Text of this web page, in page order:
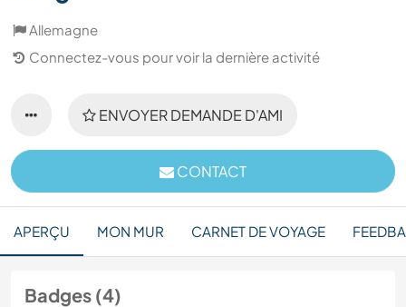
Allemagne
Connectez-vous pour voir la dernière activité
ENVOYER DEMANDE D'AMI
CONTACT
APERÇU MON MUR CARNET DE VOYAGE
Badges (4)